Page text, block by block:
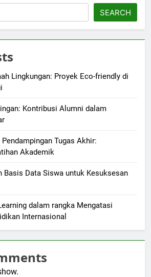
SEARCH
Lingkungan: Proyek Eco-friendly di
Kontribusi Alumni dalam
Tugas Akhir:
Akademik
Basis Data Siswa untuk Kesuksesan
dalam rangka Mengatasi
Internasional